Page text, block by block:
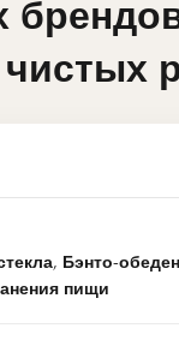
чистых
чистых
, Бэнто-
пищи